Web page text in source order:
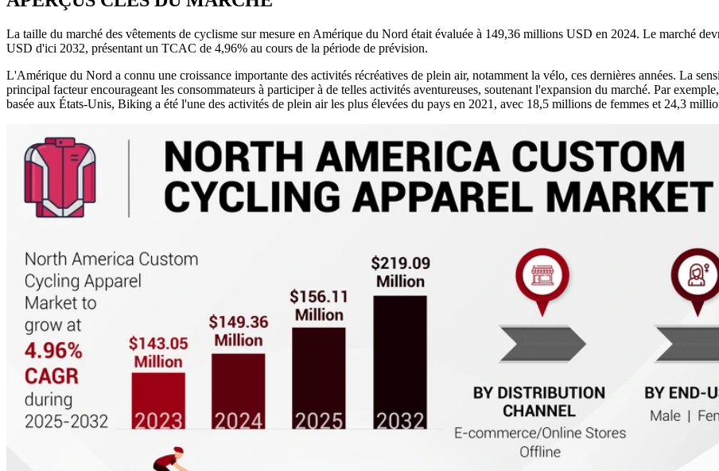
La taille du marché des vêtements de cyclisme sur mesure en Amérique du Nord était évaluée à 149,36 millions USD en 2024. Le marché
USD d'ici 2032, présentant un TCAC de 4,96% au cours de la période de prévision.
L'Amérique du Nord a connu une croissance importante des activités récréatives de plein air, notamment la vélo, ces dernières années. La
principal facteur encourageant les consommateurs à participer à de telles activités aventureuses, soutenant l'expansion du marché. Par
basée aux États-Unis, Biking a été l'une des activités de plein air les plus élevées du pays en 2021, avec 18,5 millions de femmes et 24,3